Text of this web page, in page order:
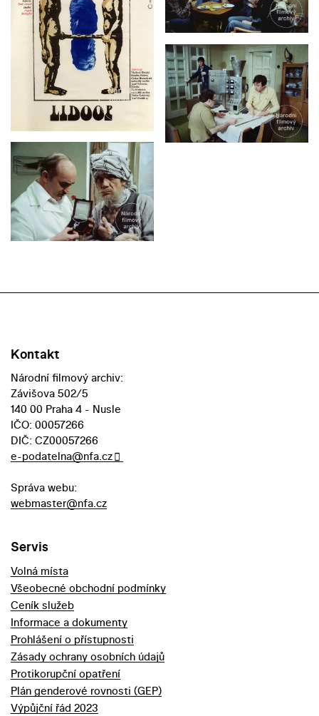
Kontakt
Národní filmový archiv:
Závišova 502/5
140 00 Praha 4 - Nusle
IČO: 00057266
DIČ: CZ00057266
e-podatelna@nfa.cz
Správa webu:
webmaster@nfa.cz
Servis
Volná místa
Všeobecné obchodní podmínky
Ceník služeb
Informace a dokumenty
Prohlášení o přístupnosti
Zásady ochrany osobních údajů
Protikorupční opatření
Plán genderové rovnosti (GEP)
Výpůjční řád 2023